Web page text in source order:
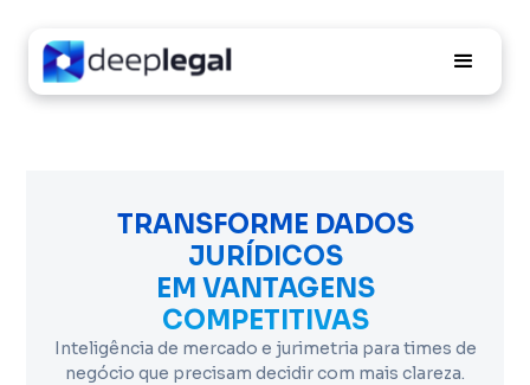
TRANSFORME DADOS
JURÍDICOS
EM VANTAGENS
COMPETITIVAS
Inteligência de mercado e jurimetria para times de
negócio que precisam decidir com mais clareza.